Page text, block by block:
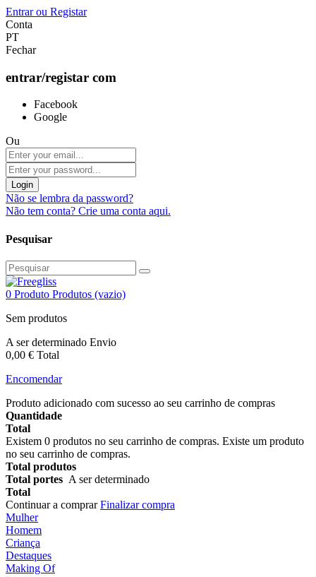
Entrarou Registar
Conta
PT
Fechar
entrar/registar com
Facebook
Google
Ou
Login
Não se lembra da password?
Não tem conta? Crie uma conta aqui.
Pesquisar
0 Produto Produtos (vazio)
Sem produtos
A ser determinado Envio
0,00 € Total
Encomendar
Produto adicionado com sucesso ao seu carrinho de compras
Quantidade
Total
Existem 0 produtos no seu carrinho de compras. Existe um produto
no seu carrinho de compras.
Total produtos
Total portes A ser determinado
Total
Continuar a comprarFinalizar compra
Mulher
Homem
Criança
Destaques
Making Of